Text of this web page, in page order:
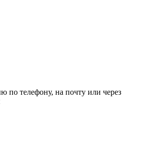
по телефону, на почту или через